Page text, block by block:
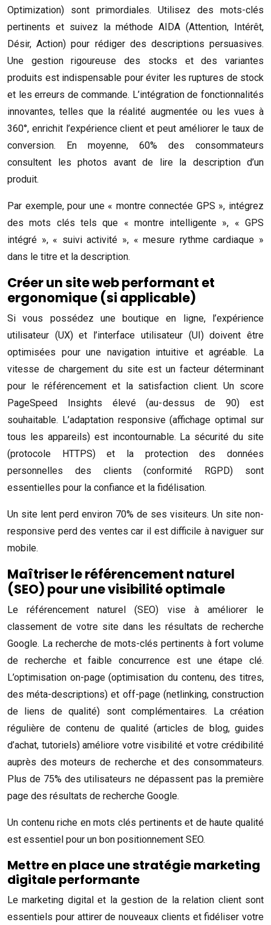
Optimization) sont primordiales. Utilisez des mots-clés
pertinents et suivez la méthode AIDA (Attention, Intérêt,
Désir, Action) pour rédiger des descriptions persuasives.
Une gestion rigoureuse des stocks et des variantes
produits est indispensable pour éviter les ruptures de stock
et les erreurs de commande. L’intégration de fonctionnalités
innovantes, telles que la réalité augmentée ou les vues à
360°, enrichit l’expérience client et peut améliorer le taux de
conversion. En moyenne, 60% des consommateurs
consultent les photos avant de lire la description d’un
produit.
Par exemple, pour une « montre connectée GPS », intégrez
des mots clés tels que « montre intelligente », « GPS
intégré », « suivi activité », « mesure rythme cardiaque »
dans le titre et la description.
Créer un site web performant et
ergonomique (si applicable)
Si vous possédez une boutique en ligne, l’expérience
utilisateur (UX) et l’interface utilisateur (UI) doivent être
optimisées pour une navigation intuitive et agréable. La
vitesse de chargement du site est un facteur déterminant
pour le référencement et la satisfaction client. Un score
PageSpeed Insights élevé (au-dessus de 90) est
souhaitable. L’adaptation responsive (affichage optimal sur
tous les appareils) est incontournable. La sécurité du site
(protocole HTTPS) et la protection des données
personnelles des clients (conformité RGPD) sont
essentielles pour la confiance et la fidélisation.
Un site lent perd environ 70% de ses visiteurs. Un site non-
responsive perd des ventes car il est difficile à naviguer sur
mobile.
Maîtriser le référencement naturel
(SEO) pour une visibilité optimale
Le référencement naturel (SEO) vise à améliorer le
classement de votre site dans les résultats de recherche
Google. La recherche de mots-clés pertinents à fort volume
de recherche et faible concurrence est une étape clé.
L’optimisation on-page (optimisation du contenu, des titres,
des méta-descriptions) et off-page (netlinking, construction
de liens de qualité) sont complémentaires. La création
régulière de contenu de qualité (articles de blog, guides
d’achat, tutoriels) améliore votre visibilité et votre crédibilité
auprès des moteurs de recherche et des consommateurs.
Plus de 75% des utilisateurs ne dépassent pas la première
page des résultats de recherche Google.
Un contenu riche en mots clés pertinents et de haute qualité
est essentiel pour un bon positionnement SEO.
Mettre en place une stratégie marketing
digitale performante
Le marketing digital et la gestion de la relation client sont
essentiels pour attirer de nouveaux clients et fidéliser votre